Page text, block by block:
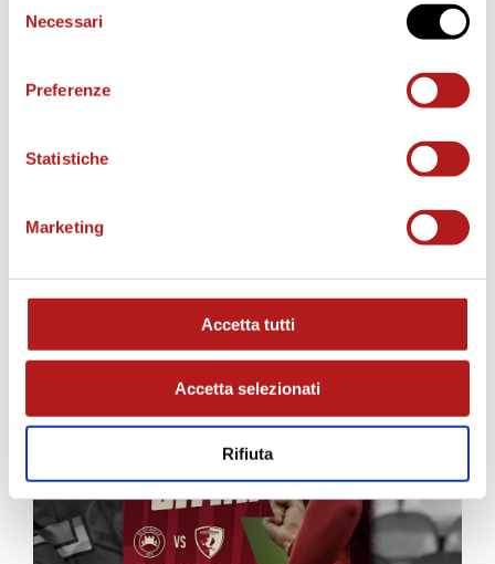
delNecessari
Preferenze
Statistiche
Marketing
Accetta tutti
Accetta selezionati
Rifiuta
MATCH PROGRAM